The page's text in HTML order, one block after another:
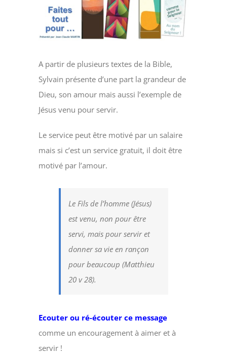
A partir de plusieurs textes de la Bible,
Sylvain présente d’une part la grandeur de
Dieu, son amour mais aussi l’exemple de
Jésus venu pour servir.
Le service peut être motivé par un salaire
mais si c’est un service gratuit, il doit être
motivé par l’amour.
Le Fils de l’homme (Jésus)
est venu, non pour être
servi, mais pour servir et
donner sa vie en rançon
pour beaucoup (Matthieu
20 v 28).
Ecouter ou ré-écouter ce message
comme un encouragement à aimer et à
servir !